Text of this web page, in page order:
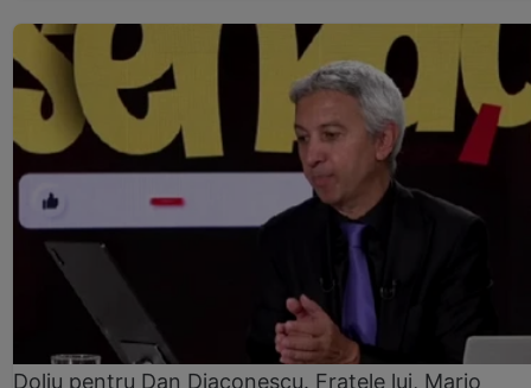
Doliu pentru Dan Diaconescu. Fratele lui, Mario